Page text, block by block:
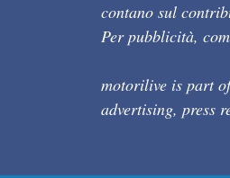
contano sul
Per pubblicità,
motorilive is part
advertising, press